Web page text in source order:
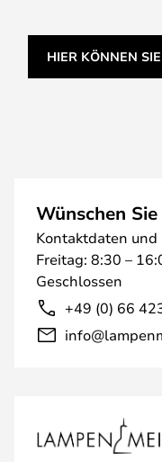
HIER KÖNNEN
Wünschen
Kontaktdaten
Freitag: 8:30 –
Geschlossen
+49 (0) 66